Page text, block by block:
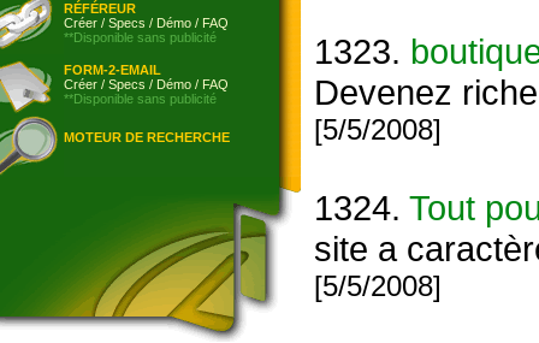
RÉFÉREUR
Créer / Specs / Démo / FAQ
**Disponible sans publicité
FORM-2-EMAIL
Créer / Specs / Démo / FAQ
**Disponible sans publicité
MOTEUR DE RECHERCHE
1323.
Devenez
[5/5/2008]
1324. Tout
site a
[5/5/2008]